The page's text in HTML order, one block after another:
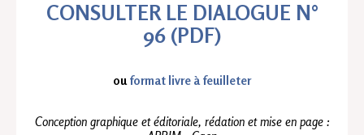
CONSULTER LE DIALOGUE N°
96 (PDF)
ouformat livre à feuilleter
Conception graphique et éditoriale, rédation et mise en page :